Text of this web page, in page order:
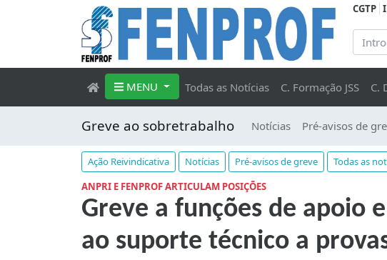
CGTP
MENU Todas as Notícias C. Formação JSS C.
Greve ao sobretrabalho Notícias Pré-avisos de
Ação Reivindicativa Notícias Pré-avisos de greve
Todas as
ANPRI E FENPROF ARTICULAM POSIÇÕES
Greve a funções de apoio
ao suporte técnico a